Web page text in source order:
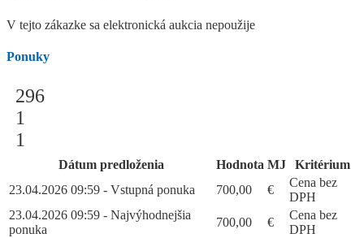
V tejto zákazke sa elektronická aukcia nepoužije
Ponuky
296
1
1
Dátum predloženia Hodnota MJ
Kritérium
23.04.2026 09:59 - Vstupná ponuka
700,00 €
Cena bez
DPH
23.04.2026 09:59 - Najvýhodnejšia
ponuka
700,00 €
Cena bez
DPH